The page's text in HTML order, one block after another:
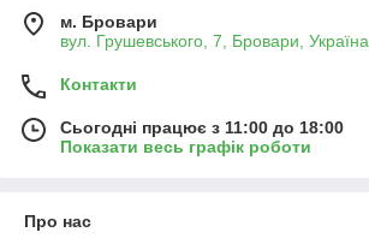
м. Бровари
вул. Грушевського, 7, Бровари, Україна
Контакти
Сьогодні працює з 11:00 до 18:00
Показати весь графік роботи
Про нас